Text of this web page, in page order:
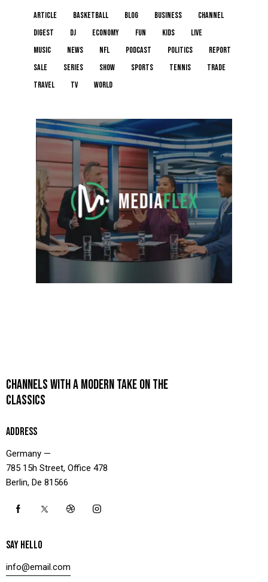
article basketball blog business
channel
digest
dj economy fun kids
live
music
news NFL podcast politics
report
sale
series show sports tennis
trade
travel
tv world
CHANNELS WITH A MODERN TAKE ON THE
CLASSICS
ADDRESS
Germany —
785 15h Street, Office 478
Berlin, De 81566
SAY HELLO
info@email.com